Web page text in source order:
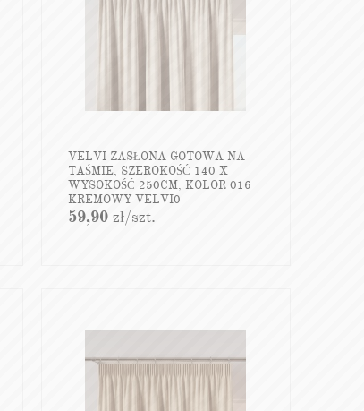
VELVI ZASŁONA GOTOWA NA
TAŚMIE, SZEROKOŚĆ 140 X
WYSOKOŚĆ 250CM, KOLOR 016
KREMOWY VELVI0
59,90zł/szt.